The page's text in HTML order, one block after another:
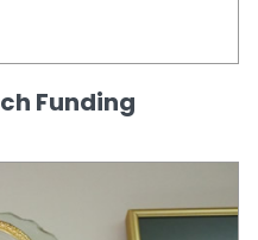
Funding